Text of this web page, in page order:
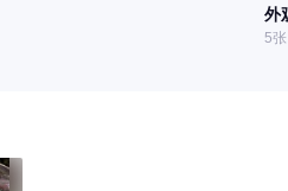
外
5张